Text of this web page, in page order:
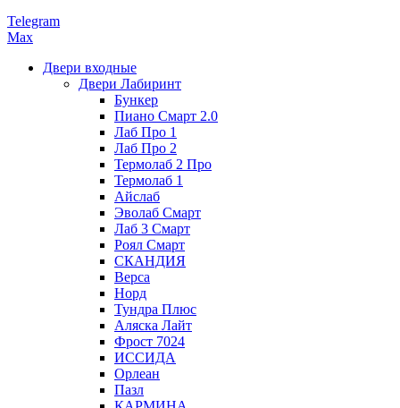
Telegram
Max
Двери входные
Двери Лабиринт
Бункер
Пиано Смарт 2.0
Лаб Про 1
Лаб Про 2
Термолаб 2 Про
Термолаб 1
Айслаб
Эволаб Смарт
Лаб 3 Смарт
Роял Смарт
СКАНДИЯ
Верса
Норд
Тундра Плюс
Аляска Лайт
Фрост 7024
ИССИДА
Орлеан
Пазл